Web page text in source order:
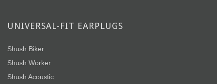
UNIVERSAL-FIT EARPLUGS
Shush Biker
Shush Worker
Shush Acoustic